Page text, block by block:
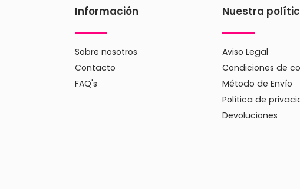
Información
Sobre nosotros
Contacto
FAQ's
Nuestra
Aviso Legal
Condiciones de
Método de Envío
Política de
Devoluciones